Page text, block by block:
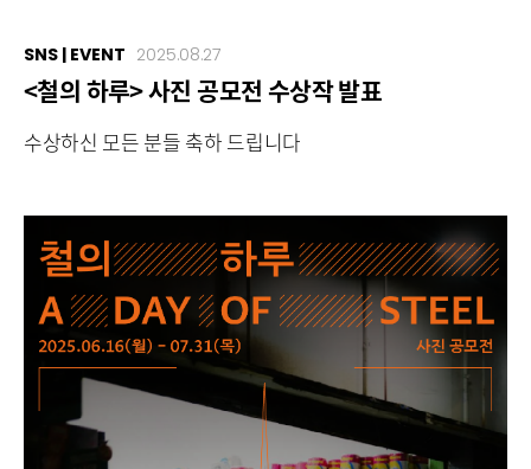
SNS | EVENT 2025.08.27
<철의 하루> 사진 공모전 수상작 발표
수상하신 모든 분들 축하 드립니다